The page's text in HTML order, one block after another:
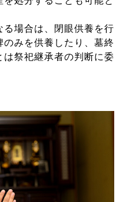
る場合は、閉眼供養を行
みを供養したり、墓終
祭祀継承者の判断に委